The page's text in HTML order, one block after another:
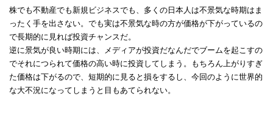
株でも不動産でも新規ビジネスでも、多くの日本人は不景気な時期はま
ったく手を出さない。でも実は不景気な時の方が価格が下がっているの
で長期的に見れば投資チャンスだ。
逆に景気が良い時期には、メディアが投資だなんだでブームを起こすの
でそれにつられて価格の高い時に投資してしまう。もちろん上がりすぎ
た価格は下がるので、短期的に見ると損をするし、今回のように世界的
な大不況になってしまうと目もあてられない。